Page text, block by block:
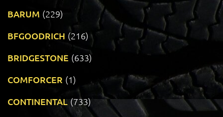
BARUM (229)
BFGOODRICH (216)
BRIDGESTONE (633)
COMFORCER (1)
CONTINENTAL (733)